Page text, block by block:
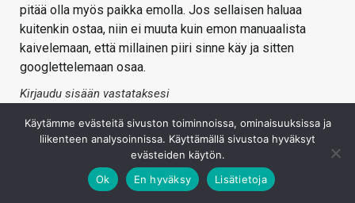
pitää olla myös paikka emolla. Jos sellaisen haluaa
kuitenkin ostaa, niin ei muuta kuin emon manuaalista
kaivelemaan, että millainen piiri sinne käy ja sitten
googlettelemaan osaa.
Kirjaudu sisään vastataksesi
Käytämme evästeitä sivuston toiminnoissa, ominaisuuksissa ja
liikenteen analysoinnissa. Käyttämällä sivustoa hyväksyt
evästeiden käytön.
Ok
En hyväksy Lisätietoja